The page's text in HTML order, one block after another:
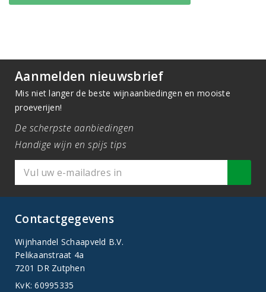
Aanmelden nieuwsbrief
Mis niet langer de beste wijnaanbiedingen en mooiste
proeverijen!
De scherpste aanbiedingen
Handige wijn en spijs tips
Contactgegevens
Wijnhandel Schaapveld B.V.
Pelikaanstraat 4a
7201 DR Zutphen
KvK: 60995335